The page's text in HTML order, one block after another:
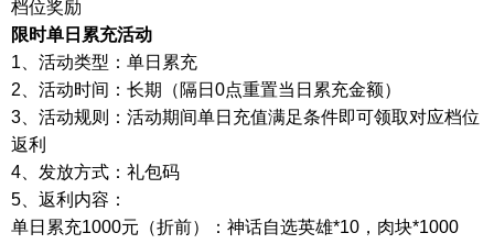
档位奖励
限时单日 累充活动
1、活动类型：单日累充
2、活动时间：长期（隔日0点重置当日累充金额）
3、活动规则：活动期间单日充值满足条件即可领取对应档位
返利
4、发放方式：礼包码
5、返利内容：
单日累充1000元（折前）：神话自选英雄*10，肉块*1000